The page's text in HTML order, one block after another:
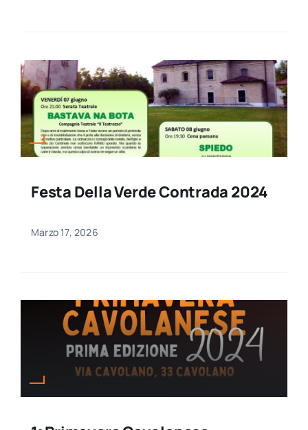
Festa Della Verde Contrada 2024
Marzo 17, 2026